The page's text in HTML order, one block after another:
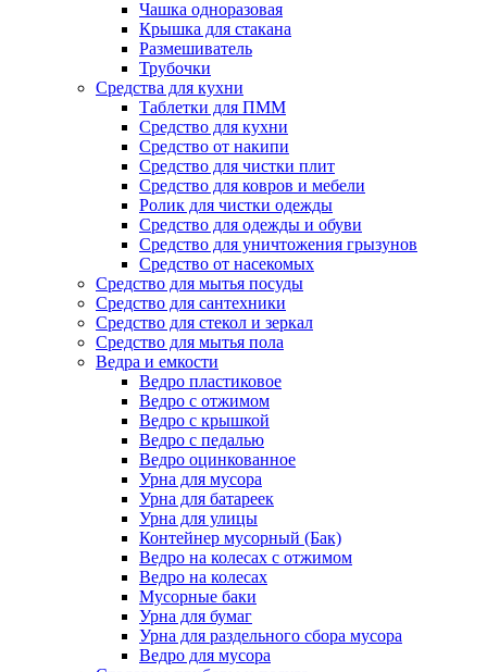
Чашка одноразовая
Крышка для стакана
Размешиватель
Трубочки
Средства для кухни
Таблетки для ПММ
Средство для кухни
Средство от накипи
Средство для чистки плит
Средство для ковров и мебели
Ролик для чистки одежды
Средство для одежды и обуви
Средство для уничтожения грызунов
Средство от насекомых
Средство для мытья посуды
Средство для сантехники
Средство для стекол и зеркал
Средство для мытья пола
Ведра и емкости
Ведро пластиковое
Ведро с отжимом
Ведро с крышкой
Ведро с педалью
Ведро оцинкованное
Урна для мусора
Урна для батареек
Урна для улицы
Контейнер мусорный (Бак)
Ведро на колесах с отжимом
Ведро на колесах
Мусорные баки
Урна для бумаг
Урна для раздельного сбора мусора
Ведро для мусора